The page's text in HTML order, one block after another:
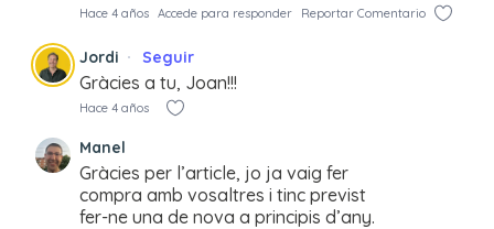
Hace 4 años Accede para responder Reportar Comentario
Jordi Seguir
Gràcies a tu, Joan!!!
Hace 4 años
Manel
Gràcies per l’article, jo ja vaig fer
compra amb vosaltres i tinc previst
fer-ne una de nova a principis d’any.